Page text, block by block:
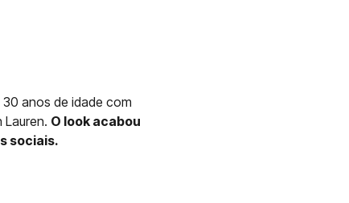
anos de idade com
Lauren. O look acabou
sociais.